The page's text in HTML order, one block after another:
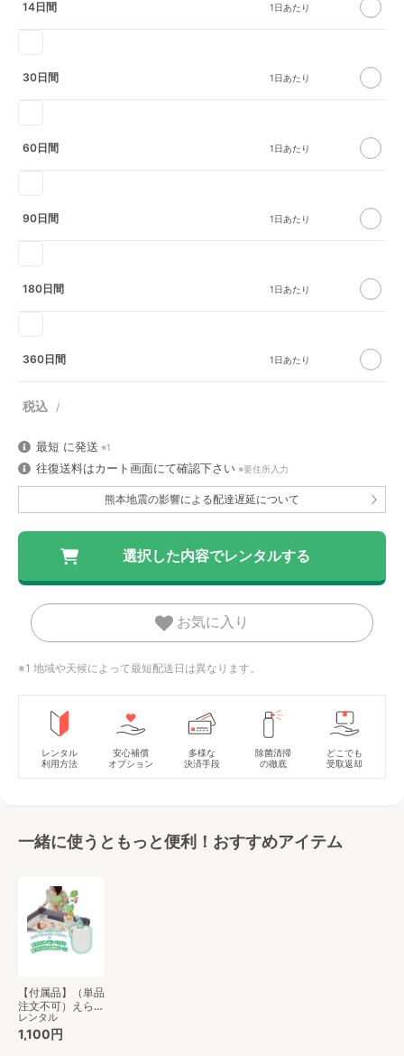
14日間
30日間
60日間
90日間
180日間
360日間
最短 に発送 ※1
往復送料はカート画面にて確認下さい ※要住所入力
熊本地震の影響による配達遅延について
お気に入り
※1 地域や天候によって最短配送日は異なります。
レンタル
利用方法
安心補償
オプション
多様な
決済手段
除菌清掃
の徹底
どこでも
受取返却
一緒に使うともっと便利！おすすめアイテム
【付属品】（単品
注文不可）えらべ
る回転6WAYジム
にへんしんメリー
レンタル
1,100円